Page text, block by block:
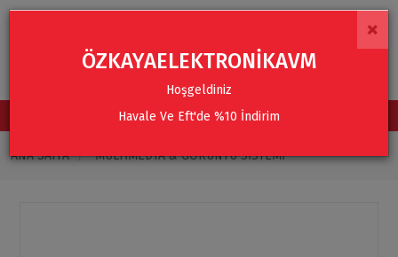
TÜM KATEGORİLER
ANA SAYFA MULTIMEDYA & GÖRÜNTÜ SISTEMI
×
ÖZKAYAELEKTRONİKAVM
Hoşgeldiniz
Havale Ve Eft'de %10 İndirim